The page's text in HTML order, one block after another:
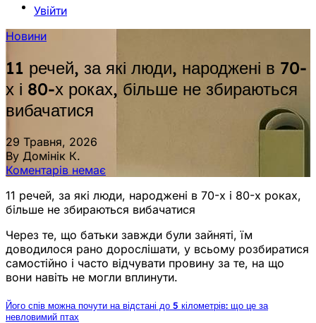
Увійти
Новини
11 речей, за які люди, народжені в 70-
х і 80-х роках, більше не збираються
вибачатися
29 Травня, 2026
By Домінік К.
Коментарів немає
11 речей, за які люди, народжені в 70-х і 80-х роках,
більше не збираються вибачатися
Через те, що батьки завжди були зайняті, їм
доводилося рано дорослішати, у всьому розбиратися
самостійно і часто відчувати провину за те, на що
вони навіть не могли вплинути.
Його спів можна почути на відстані до 5 кілометрів: що це за
невловимий птах